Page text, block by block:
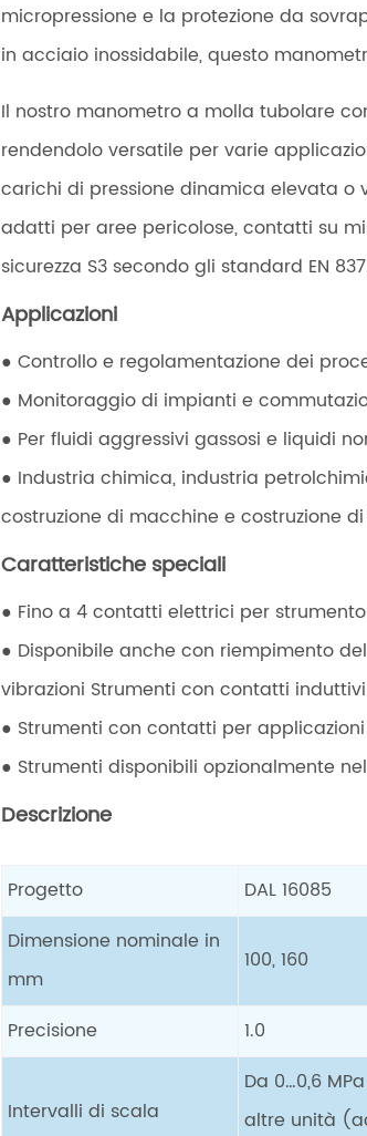
micropressione e la protezione da
in acciaio inossidabile, questo
Il nostro manometro a molla tubolare
rendendolo versatile per varie
carichi di pressione dinamica elevata o
adatti per aree pericolose, contatti su
sicurezza S3 secondo gli standard EN
Applicazioni
● Controllo e regolamentazione dei
● Monitoraggio di impianti e
● Per fluidi aggressivi gassosi e liquidi
● Industria chimica, industria
costruzione di macchine e costruzione
Caratteristiche speciali
● Fino a 4 contatti elettrici per strumento
● Disponibile anche con riempimento
vibrazioni Strumenti con contatti
● Strumenti con contatti per applicazioni
● Strumenti disponibili opzionalmente
Descrizione
Progetto
DAL 16085
Dimensione nominale in
mm
100, 160
Precisione 1.0
Intervalli di scala
Da 0…0,6
altre unità